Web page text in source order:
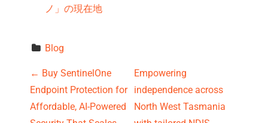
ノ」の現在地
Blog
P
o
← Buy SentinelOne
Endpoint Protection for
Affordable, AI-Powered
Empowering
independence across
North West Tasmania